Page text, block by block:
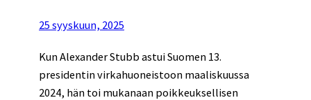
25 syyskuun, 2025
Kun Alexander Stubb astui Suomen 13.
presidentin virkahuoneistoon maaliskuussa
2024, hän toi mukanaan poikkeuksellisen